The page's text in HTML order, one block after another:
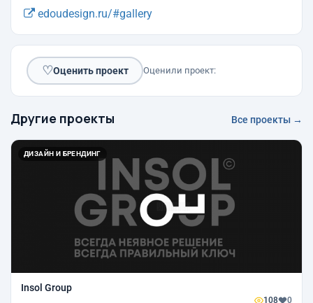
edoudesign.ru/#gallery
♡Оценить проект Оценили проект:
Другие проекты Все проекты →
ДИЗАЙН И БРЕНДИНГ
Insol Group
108 0